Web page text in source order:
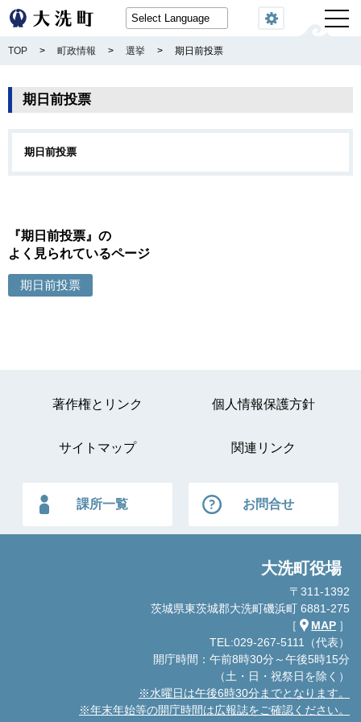
閲覧機能
TOP > 町政情報 > 選挙 > 期日前投票
期日前投票
期日前投票
『期日前投票』の
よく見られているページ
期日前投票
著作権とリンク 個人情報保護方針
サイトマップ 関連リンク
課所一覧 お問合せ
大洗町役場
〒311-1392
茨城県東茨城郡大洗町磯浜町 6881-275
［
MAP ］
TEL:029-267-5111（代表）
開庁時間：午前8時30分～午後5時15分
（土・日・祝祭日を除く）
※水曜日は午後6時30分までとなります。
※年末年始等の開庁時間は広報誌をご確認ください。